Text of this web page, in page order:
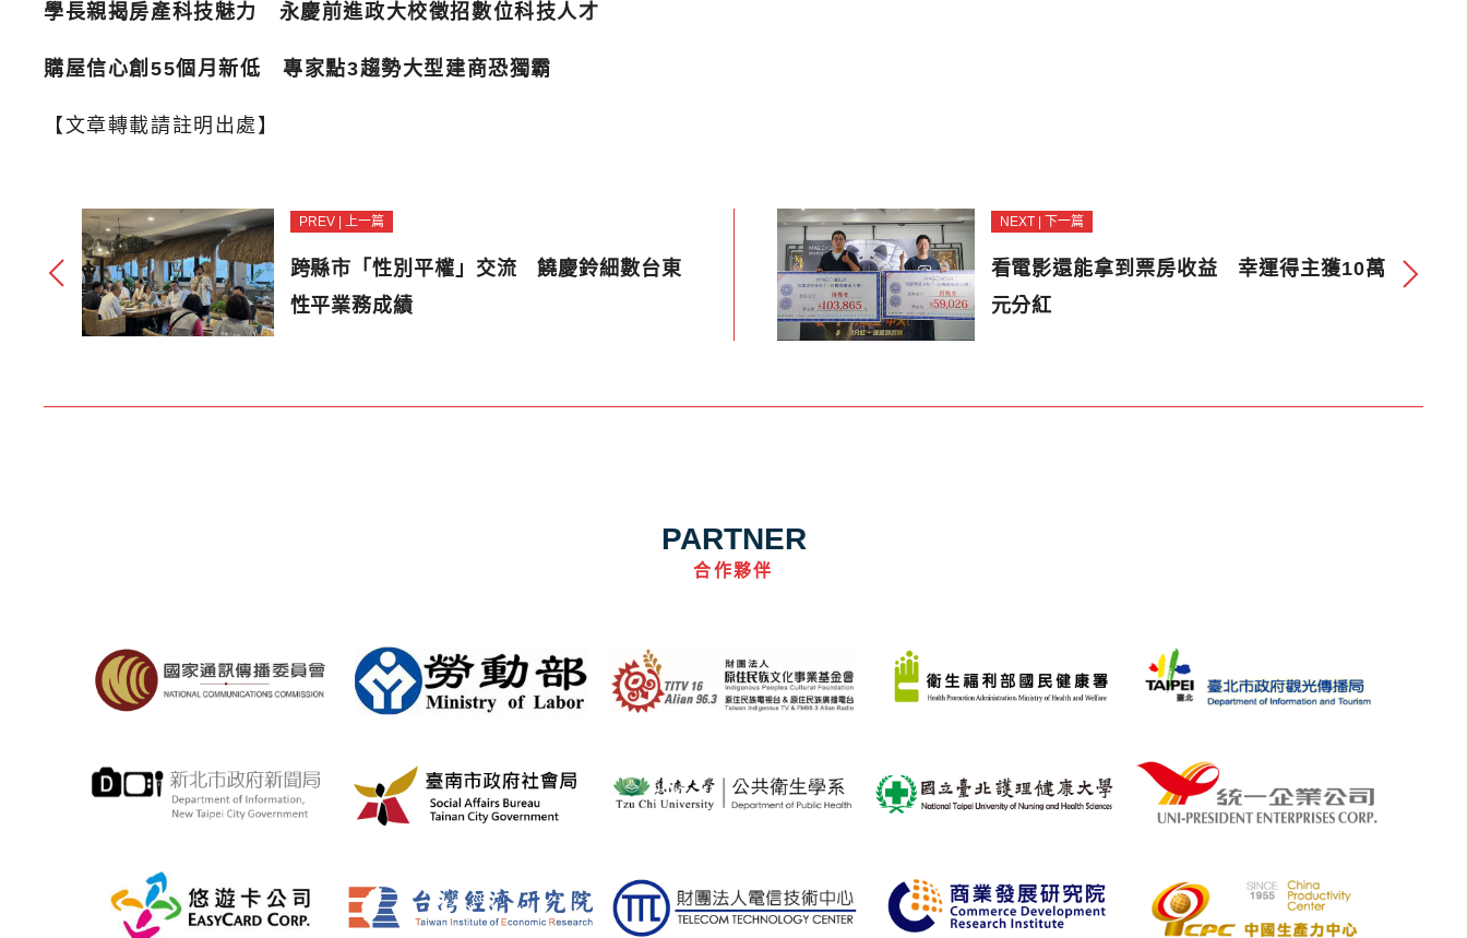
學長親揭房產科技魅力 永慶前進政大校徵招數位科技人才
購屋信心創55個月新低 專家點3趨勢大型建商恐獨霸
【文章轉載請註明出處】
PREV | 上一篇
跨縣市「性別平權」交流 饒慶鈴細數台東
性平業務成績
NEXT | 下一篇
看電影還能拿到票房收益 幸運得主獲10萬
元分紅
PARTNER
合作夥伴